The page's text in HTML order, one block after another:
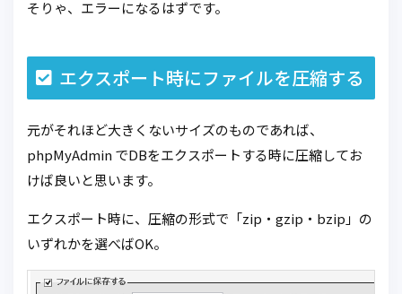
そりゃ、エラーになるはずです。
エクスポート時にファイルを圧縮する
元がそれほど大きくないサイズのものであれば、
phpMyAdmin でDBをエクスポートする時に圧縮してお
けば良いと思います。
エクスポート時に、圧縮の形式で「zip・gzip・bzip」の
いずれかを選べばOK。